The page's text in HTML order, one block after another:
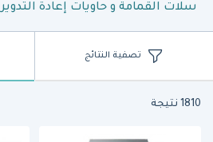
سلات القمامة و حاويات إعادة التدوير
تصفية النتائج
1810 نتيجة